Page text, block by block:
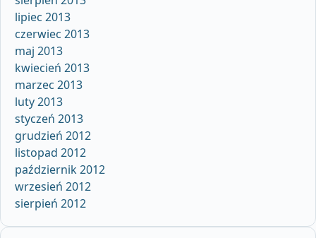
lipiec 2013
czerwiec 2013
maj 2013
kwiecień 2013
marzec 2013
luty 2013
styczeń 2013
grudzień 2012
listopad 2012
październik 2012
wrzesień 2012
sierpień 2012